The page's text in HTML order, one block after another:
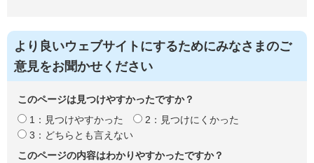
より良いウェブサイトにするためにみなさまのご
意見をお聞かせください
このページは見つけやすかったですか？
1：見つけやすかった
2：見つけにくかった
3：どちらとも言えない
このページの内容はわかりやすかったですか？